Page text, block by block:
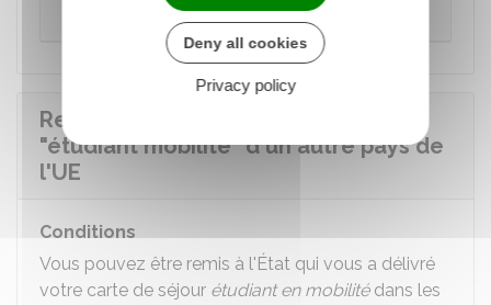
Rétention administrative
Ressortissant ayant une carte
"étudiant mobilité" d'un autre pays de
l'UE
Conditions
Vous pouvez être remis à l'État qui vous a délivré
votre carte de séjour étudiant en mobilitédans les
Deny all cookies
Privacy policy